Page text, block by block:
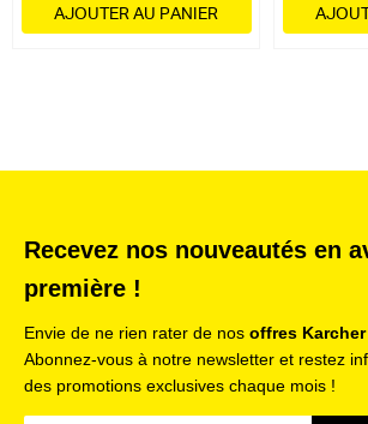
Feature 1 - Benefit 1 - Recharge la batterie
Kärcher Battery Power 18 V/2,5 Ah à 80 %
la plateforme de batterie Kärcher 18 V.
Feature 3 - Benefit 1 - Pour une fixation
AJOUTER AU PANIER
Recevez nos nouveautés en
première !
Envie de ne rien rater de nos offres Karcher
Abonnez-vous à notre newsletter et restez
des promotions exclusives chaque mois !